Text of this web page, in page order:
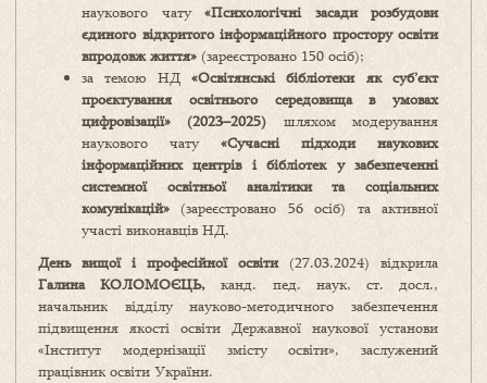
наукового чату «Психологічні засади розбудови
єдиного відкритого інформаційного простору освіти
впродовж життя» (зареєстровано 150 осіб);
за темою НД «Освітянські бібліотеки як суб’єкт
проєктування освітнього середовища в умовах
цифровізації» (2023–2025) шляхом модерування
наукового чату «Сучасні підходи наукових
інформаційних центрів і бібліотек у забезпеченні
системної освітньої аналітики та соціальних
комунікацій» (зареєстровано 56 осіб) та активної
участі виконавців НД.
День вищої і професійної освіти(27.03.2024) відкрила
Галина КОЛОМОЄЦЬ, канд. пед. наук, ст. досл.,
начальник відділу науково-методичного забезпечення
підвищення якості освіти Державної наукової установи
«Інститут модернізації змісту освіти», заслужений
працівник освіти України.